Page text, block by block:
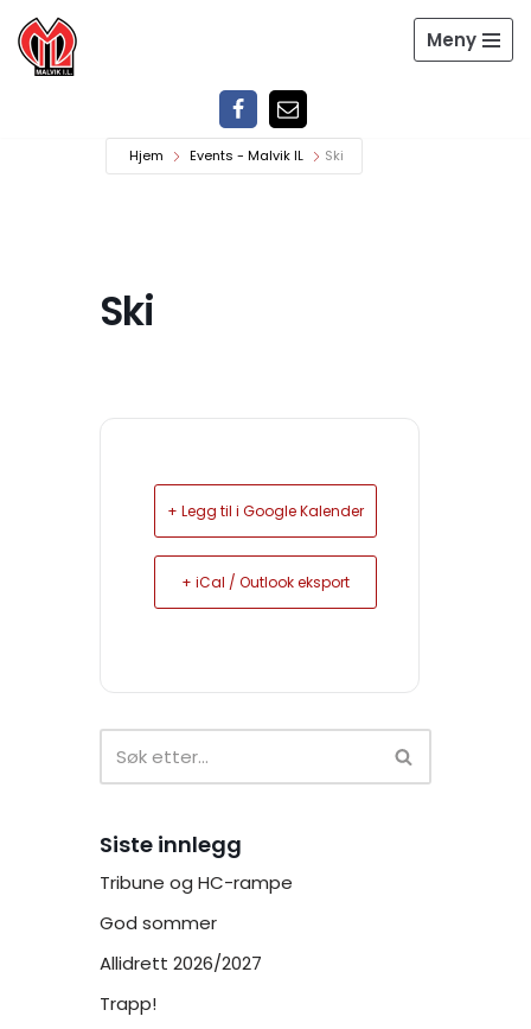
Hopp
Meny
Hjem Events - Malvik IL Ski
Ski
+ Legg til i Google Kalender
+ iCal / Outlook eksport
Siste innlegg
Tribune og HC-rampe
God sommer
Allidrett 2026/2027
Trapp!